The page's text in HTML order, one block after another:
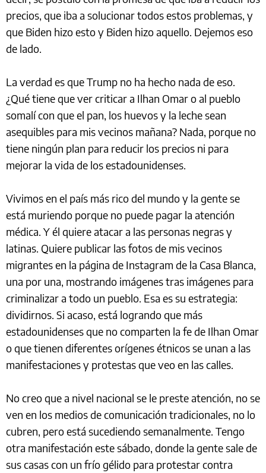
precios, que iba a solucionar todos estos problemas, y
que Biden hizo esto y Biden hizo aquello. Dejemos eso
de lado.
La verdad es que Trump no ha hecho nada de eso.
¿Qué tiene que ver criticar a Ilhan Omar o al pueblo
somalí con que el pan, los huevos y la leche sean
asequibles para mis vecinos mañana? Nada, porque no
tiene ningún plan para reducir los precios ni para
mejorar la vida de los estadounidenses.
Vivimos en el país más rico del mundo y la gente se
está muriendo porque no puede pagar la atención
médica. Y él quiere atacar a las personas negras y
latinas. Quiere publicar las fotos de mis vecinos
migrantes en la página de Instagram de la Casa Blanca,
una por una, mostrando imágenes tras imágenes para
criminalizar a todo un pueblo. Esa es su estrategia:
dividirnos. Si acaso, está logrando que más
estadounidenses que no comparten la fe de Ilhan Omar
o que tienen diferentes orígenes étnicos se unan a las
manifestaciones y protestas que veo en las calles.
No creo que a nivel nacional se le preste atención, no se
ven en los medios de comunicación tradicionales, no lo
cubren, pero está sucediendo semanalmente. Tengo
otra manifestación este sábado, donde la gente sale de
sus casas con un frío gélido para protestar contra